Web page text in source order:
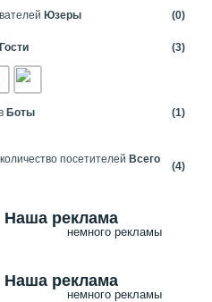
Юзеры (0)
Гости (3)
Боты
(1)
Всего
(4)
Наша реклама
немного рекламы
Наша реклама
немного рекламы